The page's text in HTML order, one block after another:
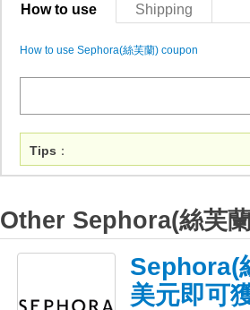
How to use Shipping
How to use Sephora(絲芙蘭) coupon
Tips ：
Other Sephora(絲芙
Sephora(
美元即可